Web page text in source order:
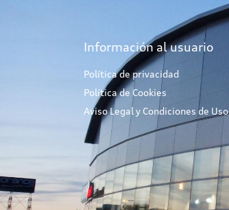
Información al usuario
Política de privacidad
Política de Cookies
Aviso Legal y Condiciones de Uso